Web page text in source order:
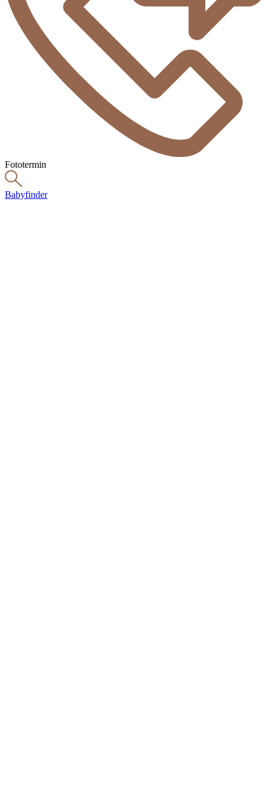
Fototermin
Babyfinder